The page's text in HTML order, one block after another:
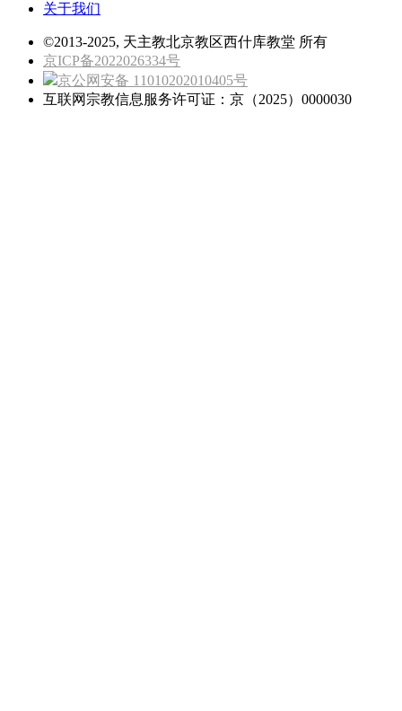
关于我们
©2013-2025, 天主教北京教区西什库教堂 所有
京ICP备2022026334号
京公网安备 11010202010405号
互联网宗教信息服务许可证：京（2025）0000030